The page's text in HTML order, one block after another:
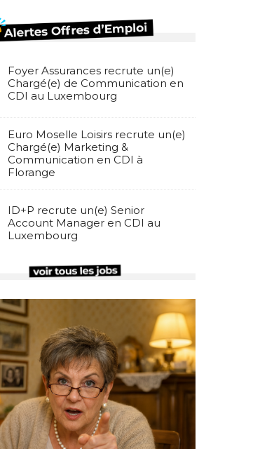
Foyer Assurances recrute un(e)
Chargé(e) de Communication en
CDI au Luxembourg
Euro Moselle Loisirs recrute un(e)
Chargé(e) Marketing &
Communication en CDI à
Florange
ID+P recrute un(e) Senior
Account Manager en CDI au
Luxembourg